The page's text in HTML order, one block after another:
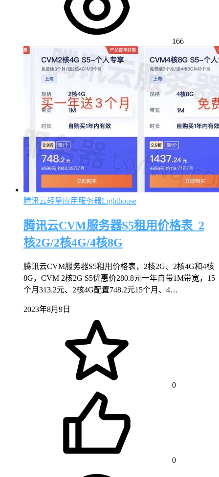
166
腾讯云轻量应用服务器Lighthouse
腾讯云CVM服务器S5租用价格表_2
核2G/2核4G/4核8G
腾讯云CVM服务器S5租用价格表，2核2G、2核4G和4核
8G，CVM 2核2G S5优惠价280.8元一年自带1M带宽，15
个月313.2元、2核4G配置748.2元15个月、4…
2023年8月9日
0
0